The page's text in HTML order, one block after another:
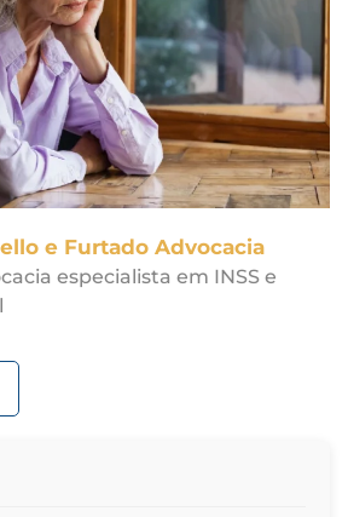
e Furtado Advocacia
especialista em INSS e